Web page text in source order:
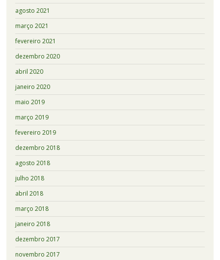
agosto 2021
março 2021
fevereiro 2021
dezembro 2020
abril 2020
janeiro 2020
maio 2019
março 2019
fevereiro 2019
dezembro 2018
agosto 2018
julho 2018
abril 2018
março 2018
janeiro 2018
dezembro 2017
novembro 2017